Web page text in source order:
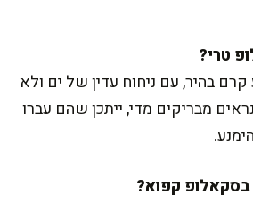
בהיר, עם ניחוח עדין של ים ולא
מבריקים מדי, ייתכן שהם עברו